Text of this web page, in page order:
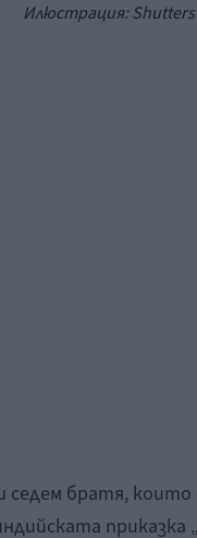
Илюстрация:
седем братя,
приказка